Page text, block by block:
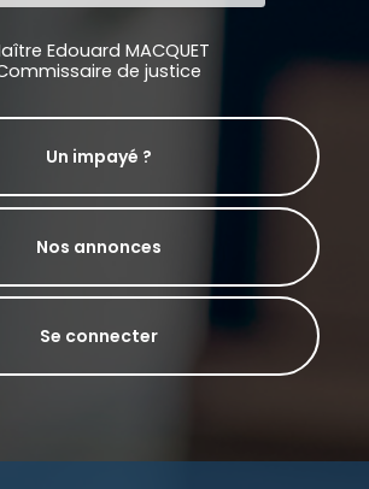
Edouard MACQUET
de justice
Un impayé ?
Nos annonces
Se connecter